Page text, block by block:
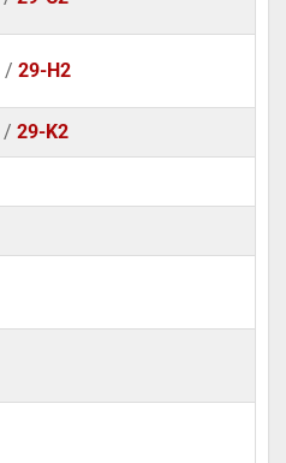
/ 29-H2
/ 29-K2